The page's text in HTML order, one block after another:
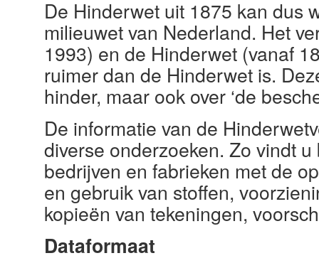
De Hinderwet uit 1875 kan dus
milieuwet van Nederland. Het
1993) en de Hinderwet (vanaf
ruimer dan de Hinderwet is.
hinder, maar ook over ‘de
De informatie van de
diverse onderzoeken. Zo vindt
bedrijven en fabrieken met de
en gebruik van stoffen,
kopieën van tekeningen,
Dataformaat